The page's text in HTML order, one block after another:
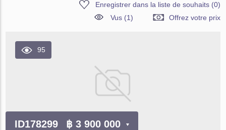
Enregistrer dans la liste de souhaits(0)
Vus (1)
Offrez votre prix
95
ID178299 ฿ 3 900 000